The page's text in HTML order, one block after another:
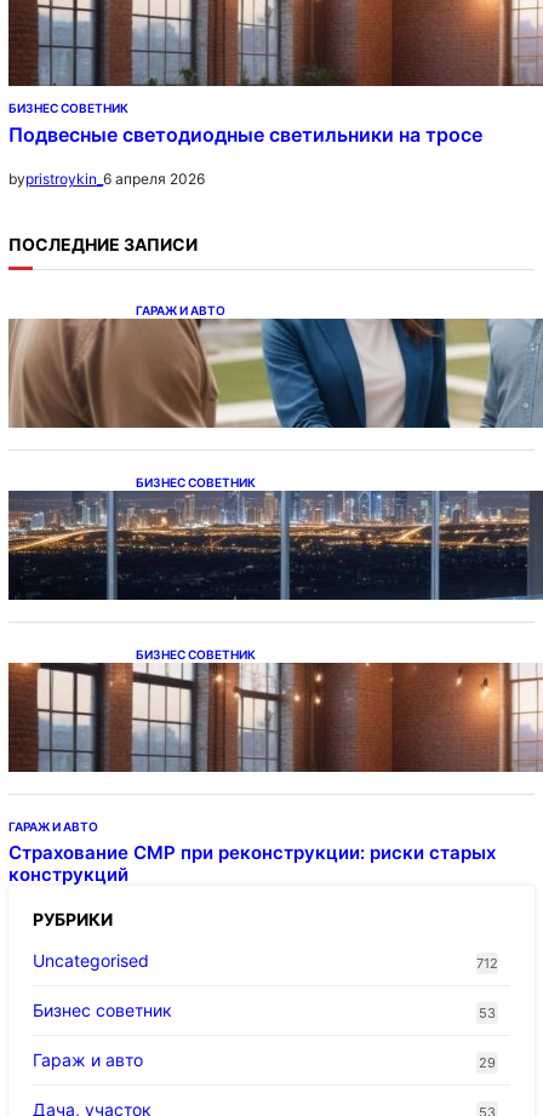
БИЗНЕС СОВЕТНИК
Подвесные светодиодные светильники на тросе
bypristroykin_ 6 апреля 2026
ПОСЛЕДНИЕ ЗАПИСИ
ГАРАЖ И АВТО
Ипотека на новостройки при оформлении
напрямую у застройщика
БИЗНЕС СОВЕТНИК
Каталог светодиодных светильников и
LED-освещения в Казахстане
БИЗНЕС СОВЕТНИК
Подвесные светодиодные светильники на
тросе
ГАРАЖ И АВТО
Страхование СМР при реконструкции: риски старых
конструкций
РУБРИКИ
Uncategorised
712
Бизнес советник 53
Гараж и авто 29
Дача, участок